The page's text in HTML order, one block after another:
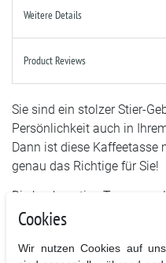
Weitere Details
Product Reviews
Sie sind ein stolzer Stier-
Persönlichkeit auch in
Dann ist diese Kaffeetasse
genau das Richtige für Sie!
Die hochwertige Tasse aus
durch ihr individuelles
bietet sie ausreichend
Cookies
Wir nutzen Cookies auf